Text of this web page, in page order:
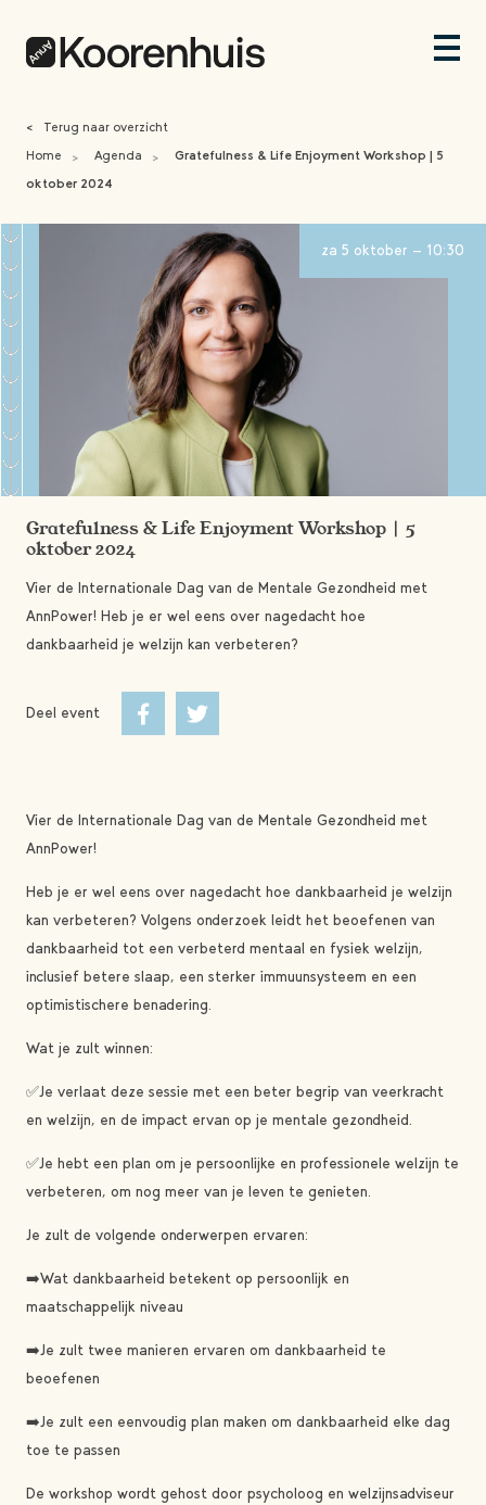
<
Terug naar overzicht
Home
> Agenda >
Gratefulness & Life Enjoyment Workshop | 5
oktober 2024
za 5 oktober - 10:30
Gratefulness & Life Enjoyment Workshop | 5
oktober 2024
Vier de Internationale Dag van de Mentale Gezondheid met
AnnPower! Heb je er wel eens over nagedacht hoe
dankbaarheid je welzijn kan verbeteren?
Deel event
Vier de Internationale Dag van de Mentale Gezondheid met
AnnPower!
Heb je er wel eens over nagedacht hoe dankbaarheid je welzijn
kan verbeteren? Volgens onderzoek leidt het beoefenen van
dankbaarheid tot een verbeterd mentaal en fysiek welzijn,
inclusief betere slaap, een sterker immuunsysteem en een
optimistischere benadering.
Wat je zult winnen:
✅Je verlaat deze sessie met een beter begrip van veerkracht
en welzijn, en de impact ervan op je mentale gezondheid.
✅Je hebt een plan om je persoonlijke en professionele welzijn te
verbeteren, om nog meer van je leven te genieten.
Je zult de volgende onderwerpen ervaren:
➡️Wat dankbaarheid betekent op persoonlijk en
maatschappelijk niveau
➡️Je zult twee manieren ervaren om dankbaarheid te
beoefenen
➡️Je zult een eenvoudig plan maken om dankbaarheid elke dag
toe te passen
De workshop wordt gehost door psycholoog en welzijnsadviseur